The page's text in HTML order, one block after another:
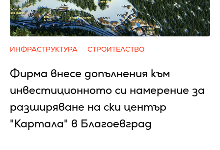
ИНФРАСТРУКТУРА СТРОИТЕЛСТВО
Фирма внесе допълнения към
инвестиционното си намерение за
разширяване на ски център
"Картала" в Благоевград